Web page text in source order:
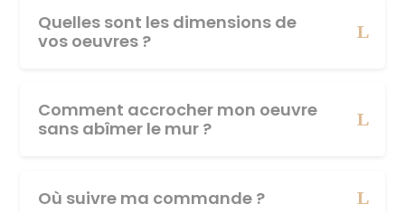
Quelles sont les dimensions de
vos oeuvres ?
Comment accrocher mon oeuvre
sans abîmer le mur ?
Où suivre ma commande ?